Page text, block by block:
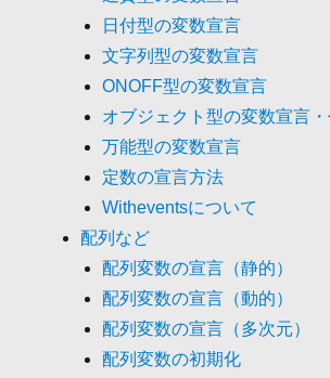
日付型の変数宣言
文字列型の変数宣言
ONOFF型の変数宣言
オブジェクト型の変数宣言
万能型の変数宣言
定数の宣言方法
Witheventsについて
配列など
配列変数の宣言（静的）
配列変数の宣言（動的）
配列変数の宣言（多次元）
配列変数の初期化